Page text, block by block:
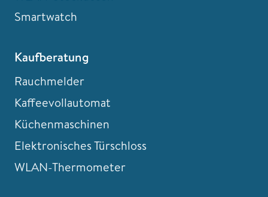
Smartwatch
Kaufberatung
Rauchmelder
Kaffeevollautomat
Küchenmaschinen
Elektronisches Türschloss
WLAN-Thermometer